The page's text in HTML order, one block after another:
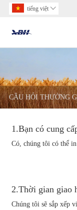
tiếng việt 
CÂU HỎI THƯỜNG
1.Bạn có cung
Có, chúng tôi có thể
2.Thời gian giao
Chúng tôi sẽ sắp xếp